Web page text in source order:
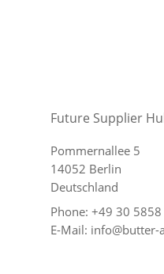
Future Supplier
Pommernallee 5
14052 Berlin
Deutschland
Phone: +49 30
E-Mail: info@butter-